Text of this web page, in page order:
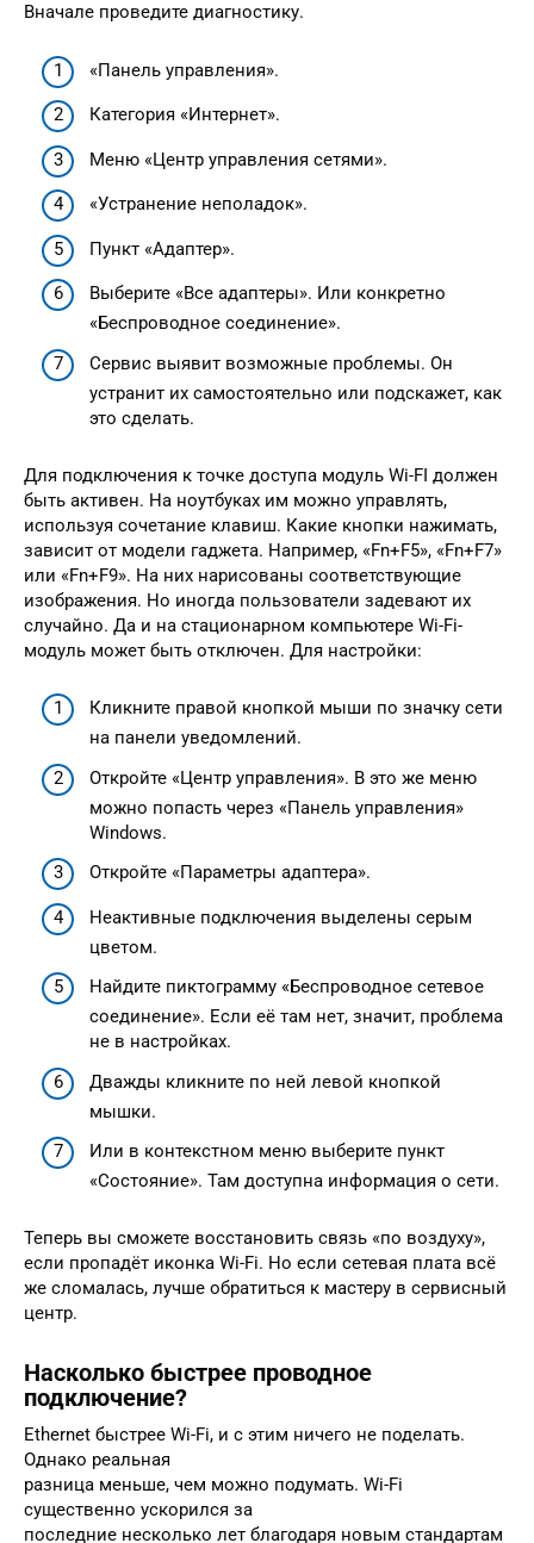
Вначале проведите диагностику.
«Панель управления».
Категория «Интернет».
Меню «Центр управления сетями».
«Устранение неполадок».
Пункт «Адаптер».
Выберите «Все адаптеры». Или конкретно
«Беспроводное соединение».
Сервис выявит возможные проблемы. Он
устранит их самостоятельно или подскажет, как
это сделать.
Для подключения к точке доступа модуль Wi-FI должен
быть активен. На ноутбуках им можно управлять,
используя сочетание клавиш. Какие кнопки нажимать,
зависит от модели гаджета. Например, «Fn+F5», «Fn+F7»
или «Fn+F9». На них нарисованы соответствующие
изображения. Но иногда пользователи задевают их
случайно. Да и на стационарном компьютере Wi-Fi-
модуль может быть отключен. Для настройки:
Кликните правой кнопкой мыши по значку сети
на панели уведомлений.
Откройте «Центр управления». В это же меню
можно попасть через «Панель управления»
Windows.
Откройте «Параметры адаптера».
Неактивные подключения выделены серым
цветом.
Найдите пиктограмму «Беспроводное сетевое
соединение». Если её там нет, значит, проблема
не в настройках.
Дважды кликните по ней левой кнопкой
мышки.
Или в контекстном меню выберите пункт
«Состояние». Там доступна информация о сети.
Теперь вы сможете восстановить связь «по воздуху»,
если пропадёт иконка Wi-Fi. Но если сетевая плата всё
же сломалась, лучше обратиться к мастеру в сервисный
центр.
Насколько быстрее проводное
подключение?
Ethernet быстрее Wi-Fi, и с этим ничего не поделать.
Однако реальная
разница меньше, чем можно подумать. Wi-Fi
существенно ускорился за
последние несколько лет благодаря новым стандартам